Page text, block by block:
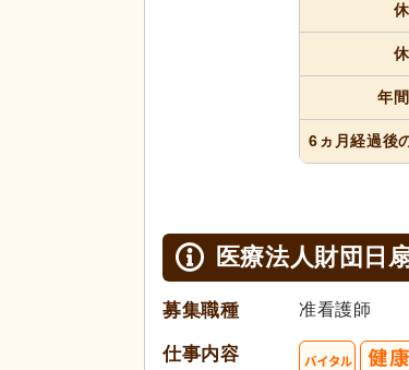
年
6ヵ月経過後
医療法人財団日
募集職種 准看護師
仕事内容